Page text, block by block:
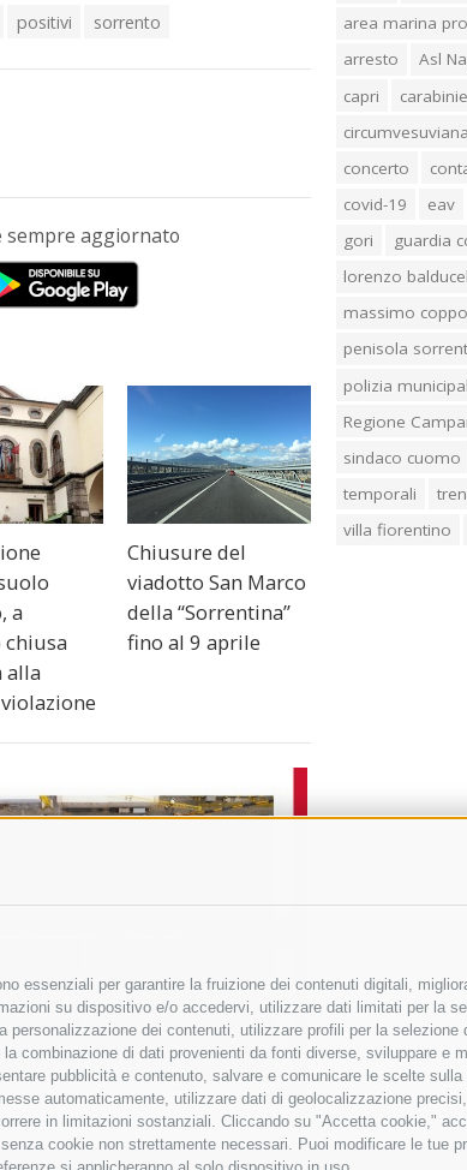
essenziali per garantire la fruizione dei contenuti digitali,
su dispositivo e/o accedervi, utilizzare dati limitati per la
dei contenuti, utilizzare profili per la
combinazione di dati provenienti da fonti diverse, sviluppare e
pubblicità e contenuto, salvare e comunicare le scelte
automaticamente, utilizzare dati di geolocalizzazione
in limitazioni sostanziali. Cliccando su "Accetta cookie,"
cookie non strettamente necessari. Puoi modificare le tue
positivi sorrento
sempre aggiornato
a
alla
Chiusure del
viadotto San Marco
della “Sorrentina”
fino al 9 aprile
area marina
arresto
Asl
capri
circumvesuviana
concerto
covid-19
eav
gori
guardia
lorenzo
massimo
penisola
polizia
Regione
sindaco cuomo
temporali
villa fiorentino